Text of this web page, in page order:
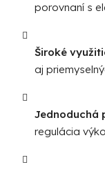
porovnaní s
Široké
aj
Jednoduchá
regulácia